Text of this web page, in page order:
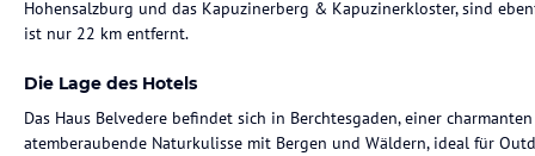
Hohensalzburg und das Kapuzinerberg & Kapuzinerkloster, sind
ist nur 22 km entfernt.
Die Lage des Hotels
Das Haus Belvedere befindet sich in Berchtesgaden, einer
atemberaubende Naturkulisse mit Bergen und Wäldern, ideal für